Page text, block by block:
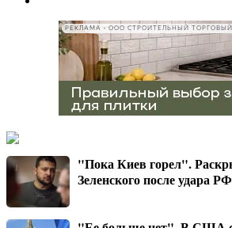
"Пока Киев горел".
Зеленского после удара РФ